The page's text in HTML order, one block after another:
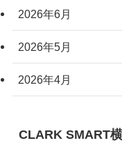
2026年6月
2026年5月
2026年4月
CLARK SMART